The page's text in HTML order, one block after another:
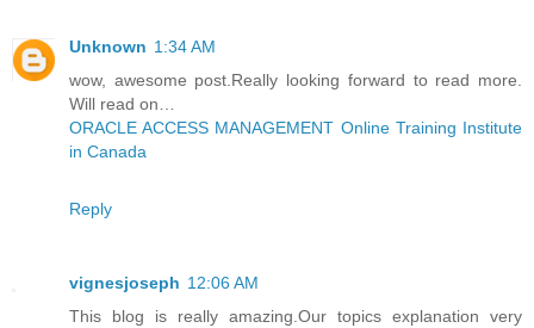
Unknown 1:34 AM
wow, awesome post.Really looking forward to read more.
Will read on…
ORACLE ACCESS MANAGEMENT Online Training Institute
in Canada
Reply
vignesjoseph 12:06 AM
This blog is really amazing.Our topics explanation very